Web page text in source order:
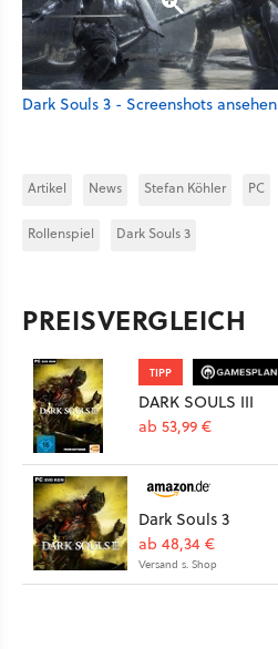
Dark Souls 3 - Screenshots ansehen
Artikel News Stefan Köhler PC
Rollenspiel Dark Souls 3
PREISVERGLEICH
TIPP
DARK SOULS III
ab 53,99 €
Dark Souls 3
ab 48,34 €
Versand s. Shop